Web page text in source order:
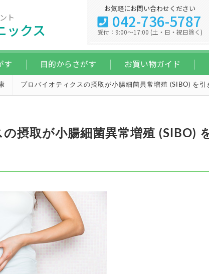
ト
ックス
す 目的からさがす お買い物ガイド
お気軽にお問い合わせください
042-736-5787
受付：9:00～17:00 (土・日・祝日除く)
プロバイオティクスの摂取が小腸細菌異常増殖 (SIBO) を引
摂取が小腸細菌異常増殖 (SIBO)